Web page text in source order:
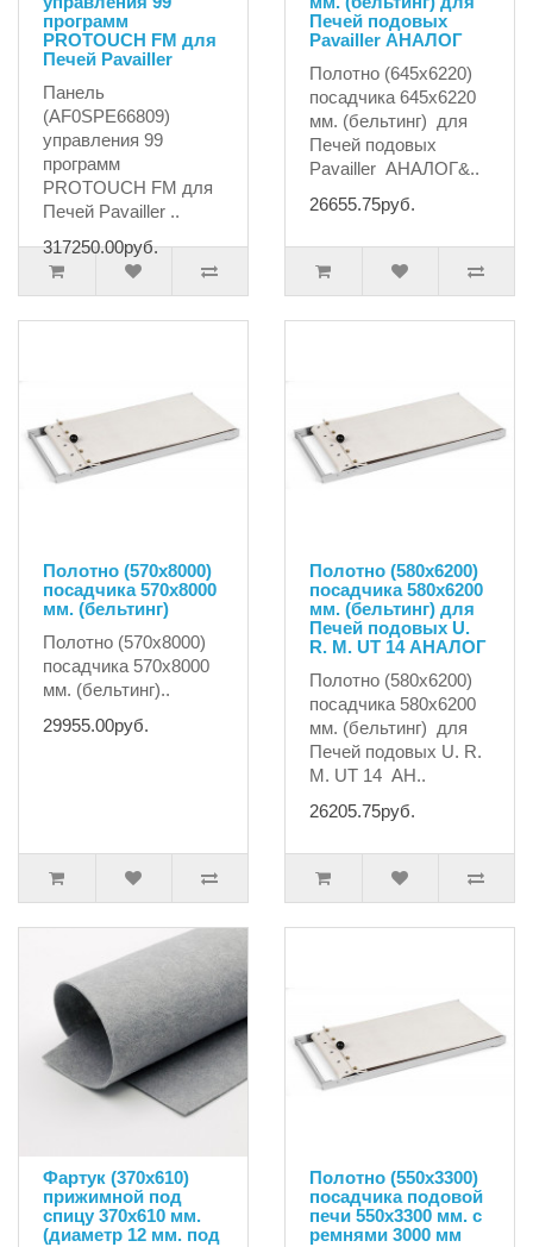
программ
PROTOUCH FM для
Печей Pavailler
Панель
(AF0SPE66809)
управления 99
программ
PROTOUCH FM для
Печей Pavailler ..
317250.00руб.
Печей подовых
Pavailler АНАЛОГ
Полотно (645х6220)
посадчика 645х6220
мм. (бельтинг) для
Печей подовых
Pavailler АНАЛОГ&..
26655.75руб.
Полотно (570х8000)
посадчика 570х8000
мм. (бельтинг)
Полотно (570х8000)
посадчика 570х8000
мм. (бельтинг)..
29955.00руб.
Полотно (580х6200)
посадчика 580х6200
мм. (бельтинг) для
Печей подовых U.
R. M. UT 14 АНАЛОГ
Полотно (580х6200)
посадчика 580х6200
мм. (бельтинг) для
Печей подовых U. R.
M. UT 14 АН..
26205.75руб.
Фартук (370х610)
прижимной под
спицу 370х610 мм.
(диаметр 12 мм. под
Полотно (550х3300)
посадчика подовой
печи 550х3300 мм. с
ремнями 3000 мм